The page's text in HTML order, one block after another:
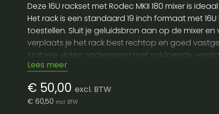
Deze 16U rackset met Rodec MKII 180 mixer is
Het rack is een standaard 19 inch formaat met
toestellen. Sluit je geluidsbron aan op de mixer
verplaats je het rack best rechtop en goed
stabiele vlakke ondergrond met voldoende
inbegrepen zijn zodat je ter plaatse niets mist.
Lees meer
€ 50,00 excl. BTW
€ 60,50 incl. BTW